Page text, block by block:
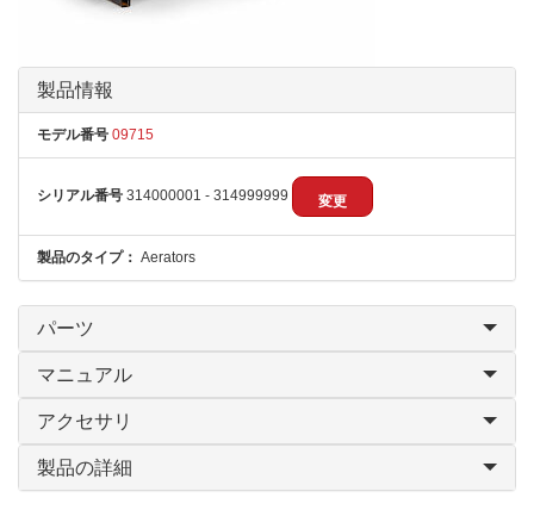
製品情報
モデル番号 09715
シリアル番号 314000001 - 314999999 変更
製品のタイプ： Aerators
パーツ
マニュアル
アクセサリ
製品の詳細